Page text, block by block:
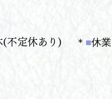
(不定休あり) ＊ ■休業